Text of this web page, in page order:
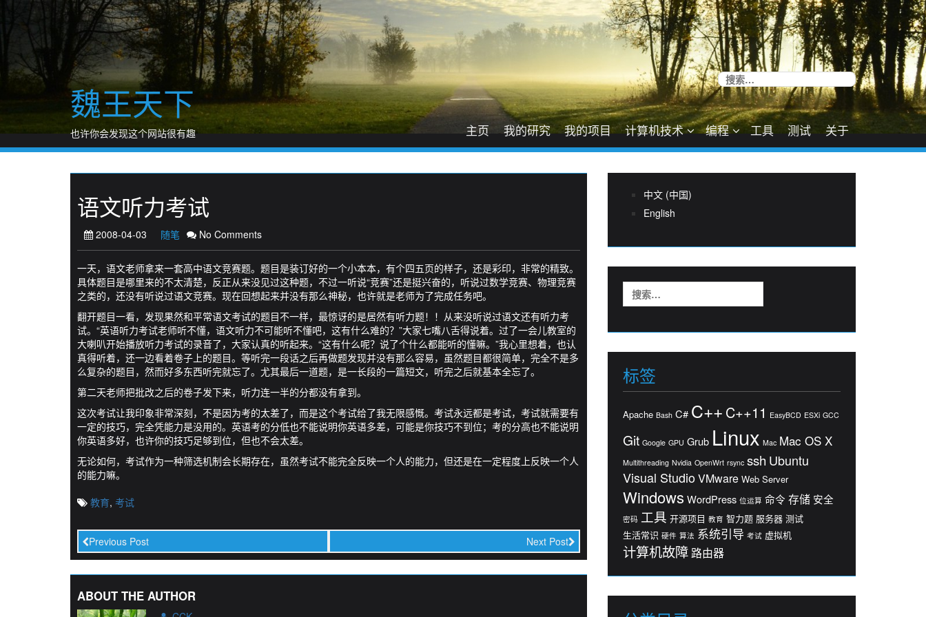
魏王天下
也许你会发现这个网站很有趣
搜
索：
主页 我的研究 我的项目 计算机技术 编程 工具 测试 关于
语文听力考试
2008-04-03 随笔 No Comments
一天，语文老师拿来一套高中语文竞赛题。题目是装订好的一个小本本，有个四五页的样子，还是彩印，非常的精致。
具体题目是哪里来的不太清楚，反正从来没见过这种题，不过一听说“竞赛”还是挺兴奋的，听说过数学竞赛、物理竞赛
之类的，还没有听说过语文竞赛。现在回想起来并没有那么神秘，也许就是老师为了完成任务吧。
翻开题目一看，发现果然和平常语文考试的题目不一样，最惊讶的是居然有听力题！！从来没听说过语文还有听力考
试。“英语听力考试老师听不懂，语文听力不可能听不懂吧，这有什么难的？”大家七嘴八舌得说着。过了一会儿教室的
大喇叭开始播放听力考试的录音了，大家认真的听起来。“这有什么呢？说了个什么都能听的懂嘛。”我心里想着，也认
真得听着，还一边看着卷子上的题目。等听完一段话之后再做题发现并没有那么容易，虽然题目都很简单，完全不是多
么复杂的题目，然而好多东西听完就忘了。尤其最后一道题，是一长段的一篇短文，听完之后就基本全忘了。
第二天老师把批改之后的卷子发下来，听力连一半的分都没有拿到。
这次考试让我印象非常深刻，不是因为考的太差了，而是这个考试给了我无限感慨。考试永远都是考试，考试就需要有
一定的技巧，完全凭能力是没用的。英语考的分低也不能说明你英语多差，可能是你技巧不到位；考的分高也不能说明
你英语多好，也许你的技巧足够到位，但也不会太差。
无论如何，考试作为一种筛选机制会长期存在，虽然考试不能完全反映一个人的能力，但还是在一定程度上反映一个人
的能力嘛。
教育, 考试
Previous Post Next Post
ABOUT THE AUTHOR
中文 (中国)
English
索：
标签
Apache Bash C# C++ C++11 EasyBCD ESXi GCC
Git Google GPU Grub Linux Mac Mac OS X
Multithreading Nvidia OpenWrt rsync ssh Ubuntu
Visual StudioVMware Web Server
Windows WordPress 位运算 命令 存储 安全
密码 工具 开源项目 教育 智力题 服务器 测试
生活常识 硬件 算法 系统引导 考试 虚拟机
计算机故障 路由器